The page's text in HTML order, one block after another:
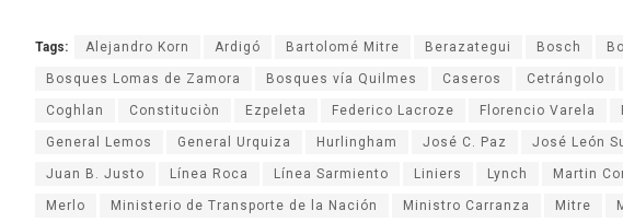
Tags: Alejandro Korn Ardigó Bartolomé Mitre Berazategui Bosch
Bosques Lomas de Zamora Bosques vía Quilmes Caseros Cetrángolo
Coghlan Constituciòn Ezpeleta Federico Lacroze Florencio Varela
General Lemos General Urquiza Hurlingham José C. Paz José León
Juan B. Justo Línea Roca Línea Sarmiento Liniers Lynch Martin
Merlo Ministerio de Transporte de la Nación Ministro Carranza Mitre